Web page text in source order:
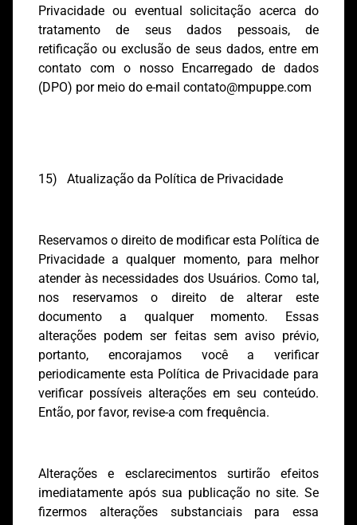
Privacidade ou eventual solicitação acerca do
tratamento de seus dados pessoais, de
retificação ou exclusão de seus dados, entre em
contato com o nosso Encarregado de dados
(DPO) por meio do e-mail contato@mpuppe.com
15) Atualização da Política de Privacidade
Reservamos o direito de modificar esta Política de
Privacidade a qualquer momento, para melhor
atender às necessidades dos Usuários. Como tal,
nos reservamos o direito de alterar este
documento a qualquer momento. Essas
alterações podem ser feitas sem aviso prévio,
portanto, encorajamos você a verificar
periodicamente esta Política de Privacidade para
verificar possíveis alterações em seu conteúdo.
Então, por favor, revise-a com frequência.
Alterações e esclarecimentos surtirão efeitos
imediatamente após sua publicação no site. Se
fizermos alterações substanciais para essa